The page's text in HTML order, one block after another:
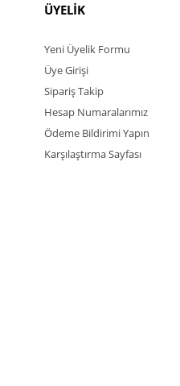
ÜYELİK
Yeni Üyelik Formu
Üye Girişi
Sipariş Takip
Hesap Numaralarımız
Ödeme Bildirimi Yapın
Karşılaştırma Sayfası